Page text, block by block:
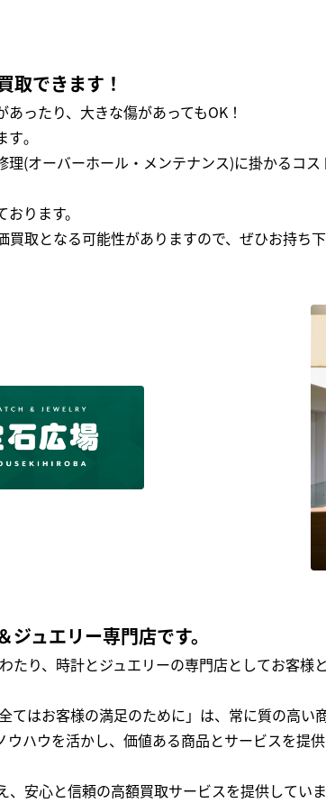
取できます！
ったり、大きな傷があってもOK！
す｡
(オーバーホール・メンテナンス)に掛かるコ
ります。
取となる可能性がありますので、ぜひお持ち
ュエリー専門店です。
たり、時計とジュエリーの専門店としてお客
てはお客様の満足のために」は、常に質の高
ハウを活かし、価値ある商品とサービスを提
安心と信頼の高額買取サービスを提供してい